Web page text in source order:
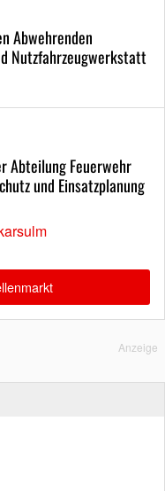
Abwehrenden
Nutzfahrzeugwerkstatt
Abteilung Feuerwehr
und Einsatzplanung
Anzeige